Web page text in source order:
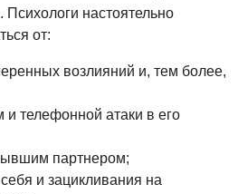
настоятельно
от:
возлияний и, тем более,
телефонной атаки в его
партнером;
и зацикливания на